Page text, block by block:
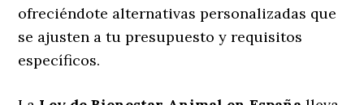
ofreciéndote alternativas personalizadas que
se ajusten a tu presupuesto y requisitos
específicos.